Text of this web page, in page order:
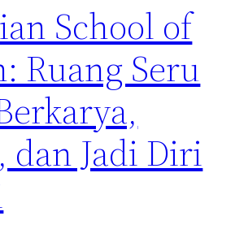
School of
Ruang Seru
dan Jadi Diri